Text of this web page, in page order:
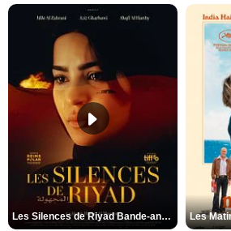
Les Silences de Riyad Bande-annonce VO STFR